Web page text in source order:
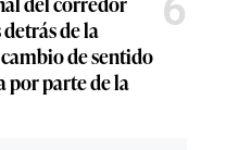
de la
de sentido
por parte de la
6